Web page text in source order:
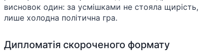
висновок один: за усмішками не стояла щирість,
лише холодна політична гра.
Дипломатія скороченого формату